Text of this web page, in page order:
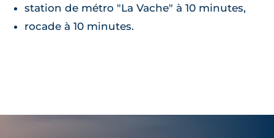
station de métro "La Vache" à 10 minutes,
rocade à 10 minutes.